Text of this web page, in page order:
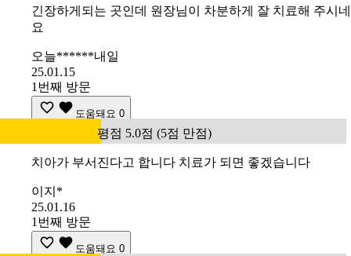
긴장하게되는 곳인데 원장님이 차분하게 잘 치료해 주시네
요
오늘******내일
25.01.15
1번째 방문
도움돼요 0
평점 5.0점 (5점 만점)
치아가 부서진다고 합니다 치료가 되면 좋겠습니다
이지*
25.01.16
1번째 방문
도움돼요 0